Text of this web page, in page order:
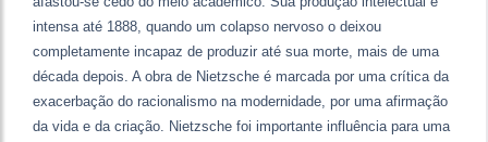
intensa até 1888, quando um colapso nervoso o deixou
completamente incapaz de produzir até sua morte, mais de uma
década depois. A obra de Nietzsche é marcada por uma crítica da
exacerbação do racionalismo na modernidade, por uma afirmação
da vida e da criação. Nietzsche foi importante influência para uma